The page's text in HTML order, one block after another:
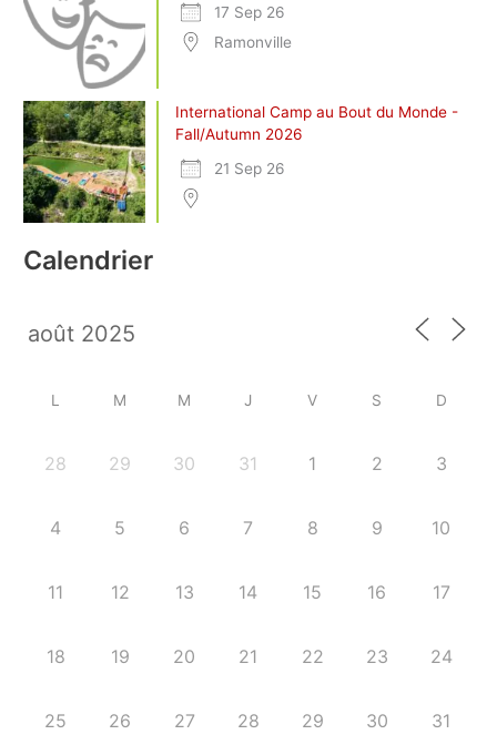
17 Sep 26
Ramonville
International Camp au Bout du Monde -
Fall/Autumn 2026
21 Sep 26
Calendrier
L M M J V S D
28 29 30 31 1 2 3
4 5 6 7 8 9 10
11 12 13 14 15 16 17
18 19 20 21 22 23 24
25 26 27 28 29 30 31